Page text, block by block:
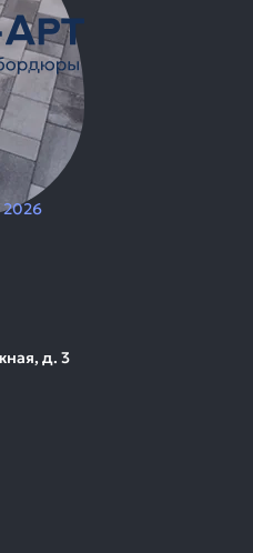
д. 3